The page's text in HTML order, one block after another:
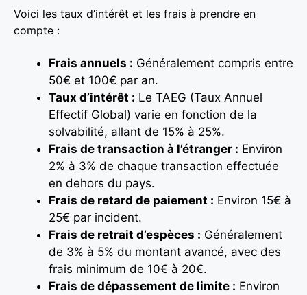
Voici les taux d’intérêt et les frais à prendre en
compte :
Frais annuels : Généralement compris entre
50€ et 100€ par an.
Taux d’intérêt : Le TAEG (Taux Annuel
Effectif Global) varie en fonction de la
solvabilité, allant de 15% à 25%.
Frais de transaction à l’étranger : Environ
2% à 3% de chaque transaction effectuée
en dehors du pays.
Frais de retard de paiement : Environ 15€ à
25€ par incident.
Frais de retrait d’espèces : Généralement
de 3% à 5% du montant avancé, avec des
frais minimum de 10€ à 20€.
Frais de dépassement de limite : Environ